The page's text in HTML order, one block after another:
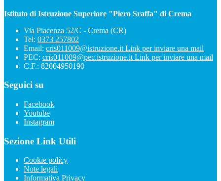
Istituto di Istruzione Superiore "Piero Sraffa" di Crema
Via Piacenza 52/C - Crema (CR)
Tel: 0373 257802
Email: cris011009@istruzione.it Link per inviare una mail
PEC: cris011009@pec.istruzione.it Link per inviare una mail
C.F.: 82004950190
Seguici su
Facebook
Youtube
Instagram
Sezione Link Utili
Cookie policy
Note legali
Informativa Privacy